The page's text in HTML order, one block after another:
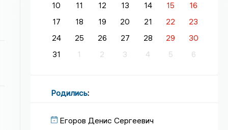
10
11 12 13 14 15
16
17
18 19 20 21 22
23
24
25 26 27 28 29
30
31
1 2 3 4 5 6
Родились:
Егоров Денис Сергеевич